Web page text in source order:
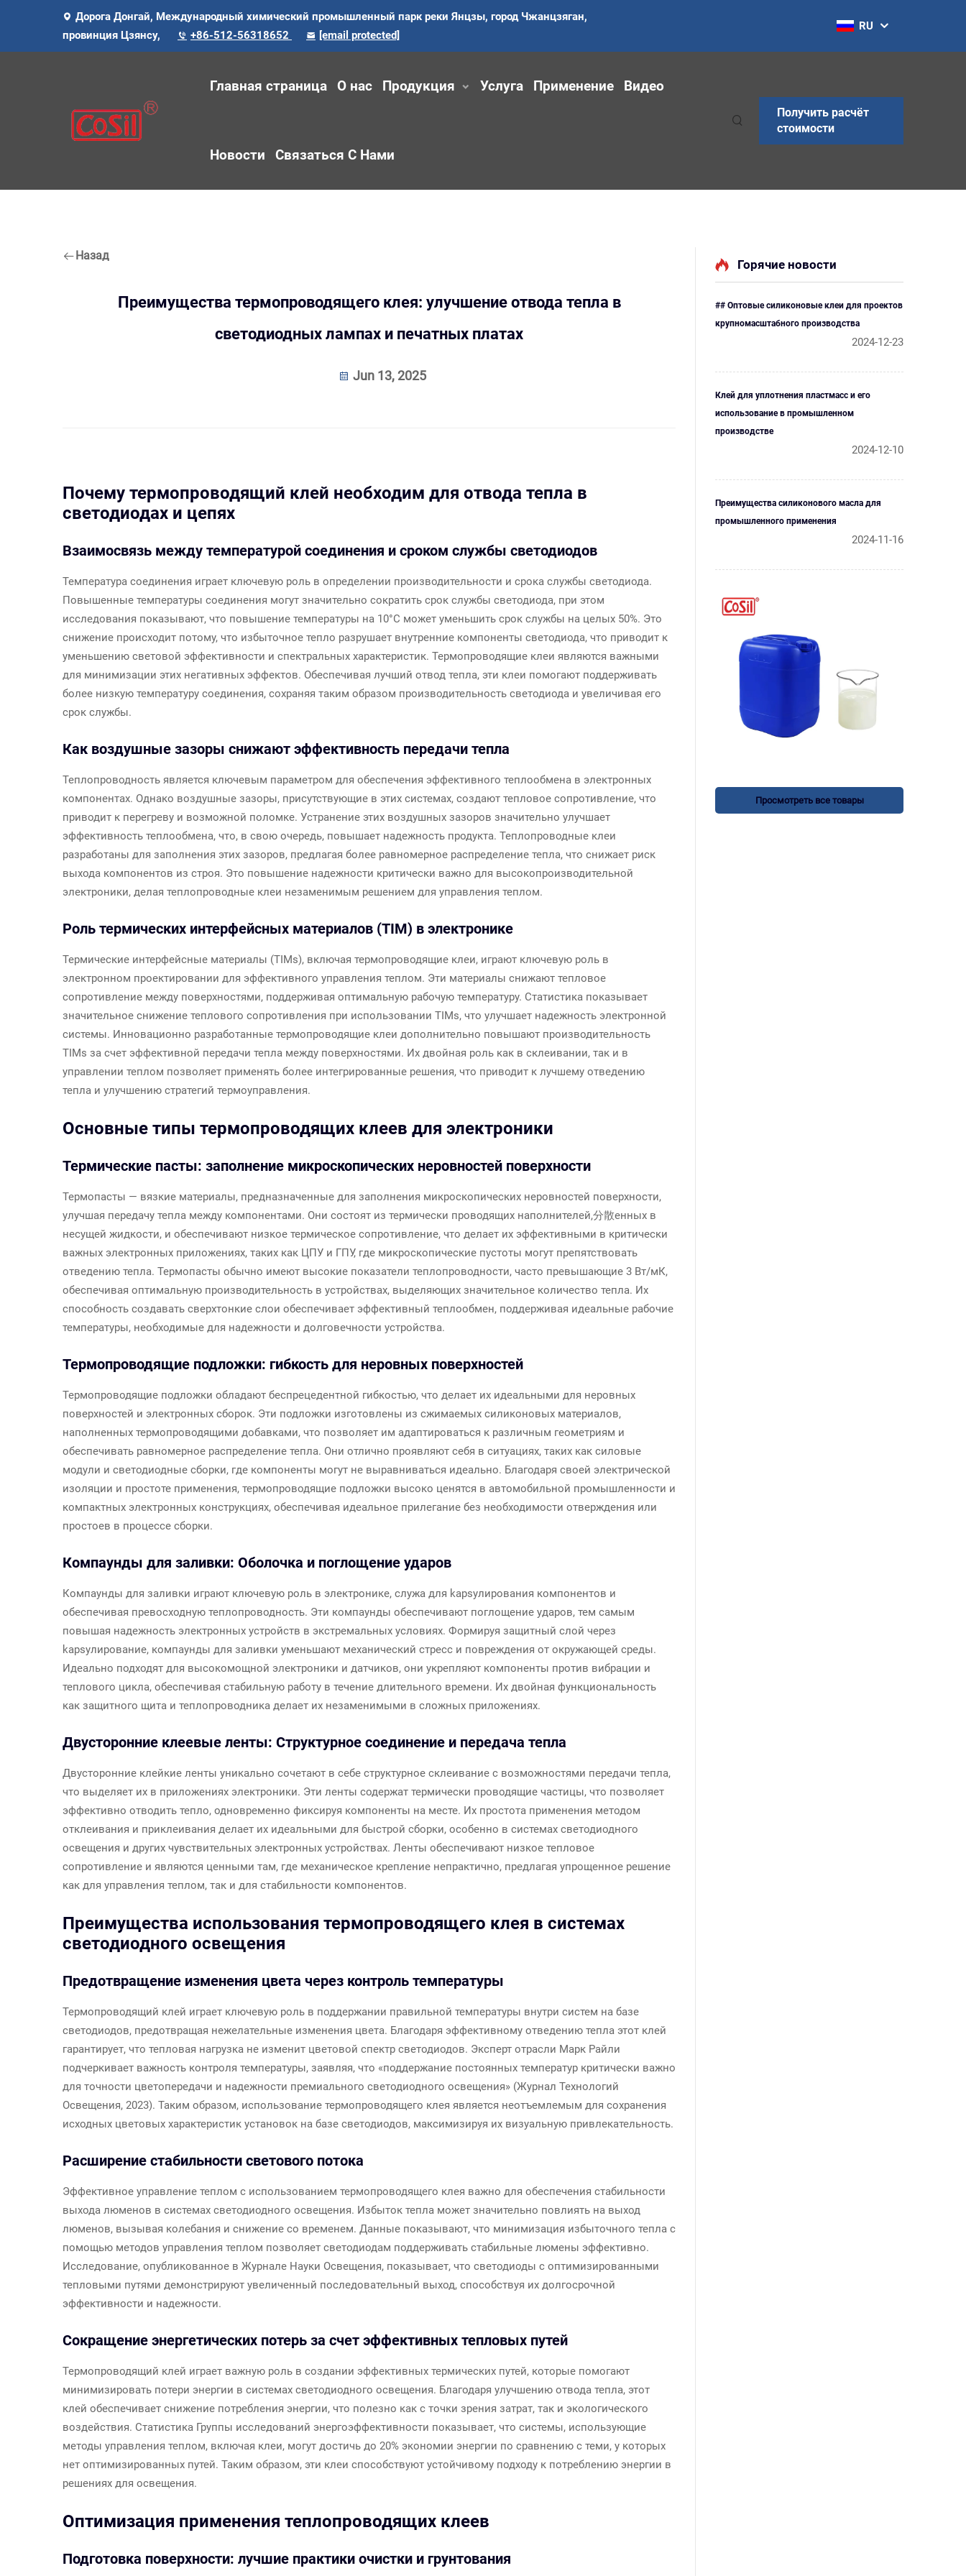
Дорога Донгай, Международный химический промышленный парк реки Янцзы, город Чжанцзяган,
провинция Цзянсу,
+86-512-56318652 [email protected]
RU
Главная страница О нас Продукция Услуга Применение Видео
Новости Связаться С Нами
Получить расчёт
стоимости
Назад
Преимущества термопроводящего клея: улучшение отвода тепла в
светодиодных лампах и печатных платах
Jun 13, 2025
Почему термопроводящий клей необходим для отвода тепла в
светодиодах и цепях
Взаимосвязь между температурой соединения и сроком службы светодиодов
Температура соединения играет ключевую роль в определении производительности и срока службы светодиода.
Повышенные температуры соединения могут значительно сократить срок службы светодиода, при этом
исследования показывают, что повышение температуры на 10°C может уменьшить срок службы на целых 50%. Это
снижение происходит потому, что избыточное тепло разрушает внутренние компоненты светодиода, что приводит к
уменьшению световой эффективности и спектральных характеристик. Термопроводящие клеи являются важными
для минимизации этих негативных эффектов. Обеспечивая лучший отвод тепла, эти клеи помогают поддерживать
более низкую температуру соединения, сохраняя таким образом производительность светодиода и увеличивая его
срок службы.
Как воздушные зазоры снижают эффективность передачи тепла
Теплопроводность является ключевым параметром для обеспечения эффективного теплообмена в электронных
компонентах. Однако воздушные зазоры, присутствующие в этих системах, создают тепловое сопротивление, что
приводит к перегреву и возможной поломке. Устранение этих воздушных зазоров значительно улучшает
эффективность теплообмена, что, в свою очередь, повышает надежность продукта. Теплопроводные клеи
разработаны для заполнения этих зазоров, предлагая более равномерное распределение тепла, что снижает риск
выхода компонентов из строя. Это повышение надежности критически важно для высокопроизводительной
электроники, делая теплопроводные клеи незаменимым решением для управления теплом.
Роль термических интерфейсных материалов (TIM) в электронике
Термические интерфейсные материалы (TIMs), включая термопроводящие клеи, играют ключевую роль в
электронном проектировании для эффективного управления теплом. Эти материалы снижают тепловое
сопротивление между поверхностями, поддерживая оптимальную рабочую температуру. Статистика показывает
значительное снижение теплового сопротивления при использовании TIMs, что улучшает надежность электронной
системы. Инновационно разработанные термопроводящие клеи дополнительно повышают производительность
TIMs за счет эффективной передачи тепла между поверхностями. Их двойная роль как в склеивании, так и в
управлении теплом позволяет применять более интегрированные решения, что приводит к лучшему отведению
тепла и улучшению стратегий термоуправления.
Основные типы термопроводящих клеев для электроники
Термические пасты: заполнение микроскопических неровностей поверхности
Термопасты — вязкие материалы, предназначенные для заполнения микроскопических неровностей поверхности,
улучшая передачу тепла между компонентами. Они состоят из термически проводящих наполнителей,分散енных в
несущей жидкости, и обеспечивают низкое термическое сопротивление, что делает их эффективными в критически
важных электронных приложениях, таких как ЦПУ и ГПУ, где микроскопические пустоты могут препятствовать
отведению тепла. Термопасты обычно имеют высокие показатели теплопроводности, часто превышающие 3 Вт/мК,
обеспечивая оптимальную производительность в устройствах, выделяющих значительное количество тепла. Их
способность создавать сверхтонкие слои обеспечивает эффективный теплообмен, поддерживая идеальные рабочие
температуры, необходимые для надежности и долговечности устройства.
Термопроводящие подложки: гибкость для неровных поверхностей
Термопроводящие подложки обладают беспрецедентной гибкостью, что делает их идеальными для неровных
поверхностей и электронных сборок. Эти подложки изготовлены из сжимаемых силиконовых материалов,
наполненных термопроводящими добавками, что позволяет им адаптироваться к различным геометриям и
обеспечивать равномерное распределение тепла. Они отлично проявляют себя в ситуациях, таких как силовые
модули и светодиодные сборки, где компоненты могут не выравниваться идеально. Благодаря своей электрической
изоляции и простоте применения, термопроводящие подложки высоко ценятся в автомобильной промышленности и
компактных электронных конструкциях, обеспечивая идеальное прилегание без необходимости отверждения или
простоев в процессе сборки.
Компаунды для заливки: Оболочка и поглощение ударов
Компаунды для заливки играют ключевую роль в электронике, служа для kapsулирования компонентов и
обеспечивая превосходную теплопроводность. Эти компаунды обеспечивают поглощение ударов, тем самым
повышая надежность электронных устройств в экстремальных условиях. Формируя защитный слой через
kapsулирование, компаунды для заливки уменьшают механический стресс и повреждения от окружающей среды.
Идеально подходят для высокомощной электроники и датчиков, они укрепляют компоненты против вибрации и
теплового цикла, обеспечивая стабильную работу в течение длительного времени. Их двойная функциональность
как защитного щита и теплопроводника делает их незаменимыми в сложных приложениях.
Двусторонние клеевые ленты: Структурное соединение и передача тепла
Двусторонние клейкие ленты уникально сочетают в себе структурное склеивание с возможностями передачи тепла,
что выделяет их в приложениях электроники. Эти ленты содержат термически проводящие частицы, что позволяет
эффективно отводить тепло, одновременно фиксируя компоненты на месте. Их простота применения методом
отклеивания и приклеивания делает их идеальными для быстрой сборки, особенно в системах светодиодного
освещения и других чувствительных электронных устройствах. Ленты обеспечивают низкое тепловое
сопротивление и являются ценными там, где механическое крепление непрактично, предлагая упрощенное решение
как для управления теплом, так и для стабильности компонентов.
Преимущества использования термопроводящего клея в системах
светодиодного освещения
Предотвращение изменения цвета через контроль температуры
Термопроводящий клей играет ключевую роль в поддержании правильной температуры внутри систем на базе
светодиодов, предотвращая нежелательные изменения цвета. Благодаря эффективному отведению тепла этот клей
гарантирует, что тепловая нагрузка не изменит цветовой спектр светодиодов. Эксперт отрасли Марк Райли
подчеркивает важность контроля температуры, заявляя, что «поддержание постоянных температур критически важно
для точности цветопередачи и надежности премиального светодиодного освещения» (Журнал Технологий
Освещения, 2023). Таким образом, использование термопроводящего клея является неотъемлемым для сохранения
исходных цветовых характеристик установок на базе светодиодов, максимизируя их визуальную привлекательность.
Расширение стабильности светового потока
Эффективное управление теплом с использованием термопроводящего клея важно для обеспечения стабильности
выхода люменов в системах светодиодного освещения. Избыток тепла может значительно повлиять на выход
люменов, вызывая колебания и снижение со временем. Данные показывают, что минимизация избыточного тепла с
помощью методов управления теплом позволяет светодиодам поддерживать стабильные люмены эффективно.
Исследование, опубликованное в Журнале Науки Освещения, показывает, что светодиоды с оптимизированными
тепловыми путями демонстрируют увеличенный последовательный выход, способствуя их долгосрочной
эффективности и надежности.
Сокращение энергетических потерь за счет эффективных тепловых путей
Термопроводящий клей играет важную роль в создании эффективных термических путей, которые помогают
минимизировать потери энергии в системах светодиодного освещения. Благодаря улучшению отвода тепла, этот
клей обеспечивает снижение потребления энергии, что полезно как с точки зрения затрат, так и экологического
воздействия. Статистика Группы исследований энергоэффективности показывает, что системы, использующие
методы управления теплом, включая клеи, могут достичь до 20% экономии энергии по сравнению с теми, у которых
нет оптимизированных путей. Таким образом, эти клеи способствуют устойчивому подходу к потреблению энергии в
решениях для освещения.
Оптимизация применения теплопроводящих клеев
Подготовка поверхности: лучшие практики очистки и грунтования
Горячие новости
## Оптовые силиконовые клеи для проектов
крупномасштабного производства
2024-12-23
Клей для уплотнения пластмасс и его
использование в промышленном
производстве
2024-12-10
Преимущества силиконового масла для
промышленного применения
2024-11-16
Просмотреть все товары